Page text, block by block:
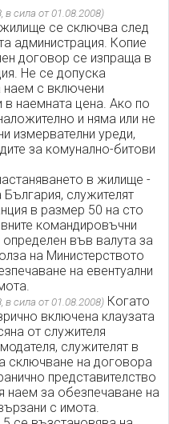
в сила от 01.08.2008)
се сключва след
администрация. Копие
договор се изпраща в
Не се допуска
с включени
в наемната цена. Ако по
и няма или не
измервателни уреди,
за комунално-битови
в жилище -
служителят
в размер 50 на сто
командировъчни
определен във валута за
на Министерството
на евентуални
в сила от 01.08.2008) Когато
включена клаузата
от служителя
служителят в
сключване на договора
представителство
наем за обезпечаване на
с имота.